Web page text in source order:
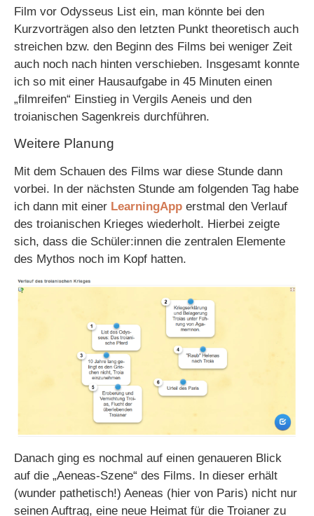
Film vor Odysseus List ein, man könnte bei den
Kurzvorträgen also den letzten Punkt theoretisch auch
streichen bzw. den Beginn des Films bei weniger Zeit
auch noch nach hinten verschieben. Insgesamt konnte
ich so mit einer Hausaufgabe in 45 Minuten einen
„filmreifen“ Einstieg in Vergils Aeneis und den
troianischen Sagenkreis durchführen.
Weitere Planung
Mit dem Schauen des Films war diese Stunde dann
vorbei. In der nächsten Stunde am folgenden Tag habe
ich dann mit einer LearningApp erstmal den Verlauf
des troianischen Krieges wiederholt. Hierbei zeigte
sich, dass die Schüler:innen die zentralen Elemente
des Mythos noch im Kopf hatten.
Danach ging es nochmal auf einen genaueren Blick
auf die „Aeneas-Szene“ des Films. In dieser erhält
(wunder pathetisch!) Aeneas (hier von Paris) nicht nur
seinen Auftrag, eine neue Heimat für die Troianer zu